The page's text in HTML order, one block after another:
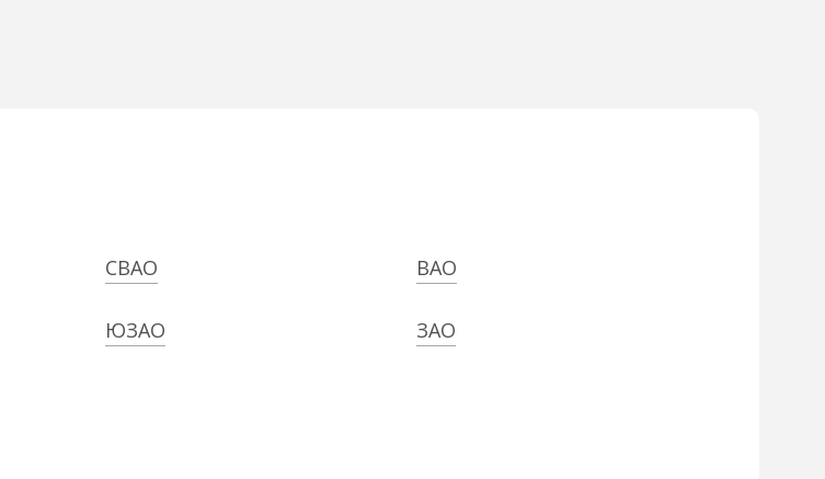
СВАО ВАО
ЮЗАО ЗАО